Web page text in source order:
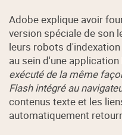
Adobe explique avoir
version spéciale de son
leurs robots
au sein d'une application
exécuté de la même
Flash intégré au
contenus texte et les
automatiquement